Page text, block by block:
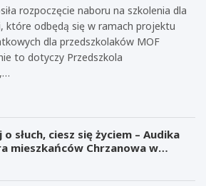
rozpoczęcie naboru na szkolenia dla
które odbędą się w ramach projektu
dla przedszkolaków MOF
to dotyczy Przedszkola
o słuch, ciesz się życiem – Audika
mieszkańców Chrzanowa w